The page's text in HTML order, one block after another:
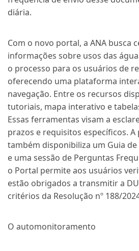
diária.
Com o novo portal, a ANA busca
informações sobre usos das
o processo para os usuários de
oferecendo uma plataforma
navegação. Entre os recursos
tutoriais, mapa interativo e
Essas ferramentas visam a
prazos e requisitos específicos. A
também disponibiliza um Guia
e uma sessão de Perguntas
o Portal permite aos usuários
estão obrigados a transmitir a
critérios da Resolução nº 188/
O automonitoramento